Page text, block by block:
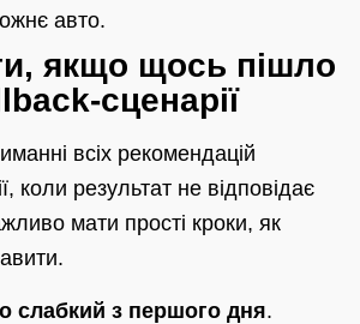
авто.
якщо щось пішло
сценарії
всіх рекомендацій
коли результат не відповідає
мати прості кроки, як
слабкий з першого дня.